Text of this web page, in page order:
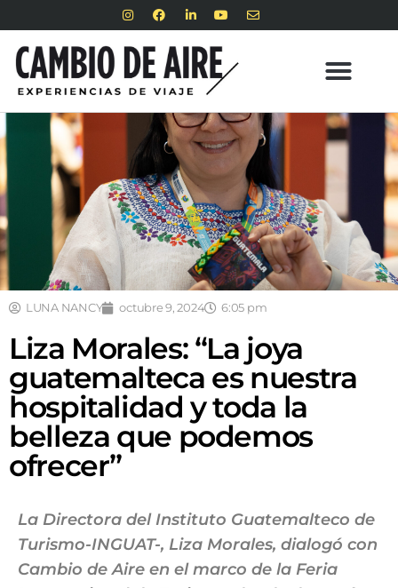
LUNA NANCY octubre 9, 2024 6:05 pm
Liza Morales: “La joya
guatemalteca es nuestra
hospitalidad y toda la
belleza que podemos
ofrecer”
La Directora del Instituto Guatemalteco de
Turismo-INGUAT-, Liza Morales, dialogó con
Cambio de Aire en el marco de la Feria